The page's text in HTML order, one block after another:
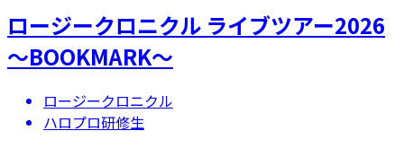
ロージークロニクル ライブツアー2026
～BOOKMARK～
ロージークロニクル
ハロプロ研修生